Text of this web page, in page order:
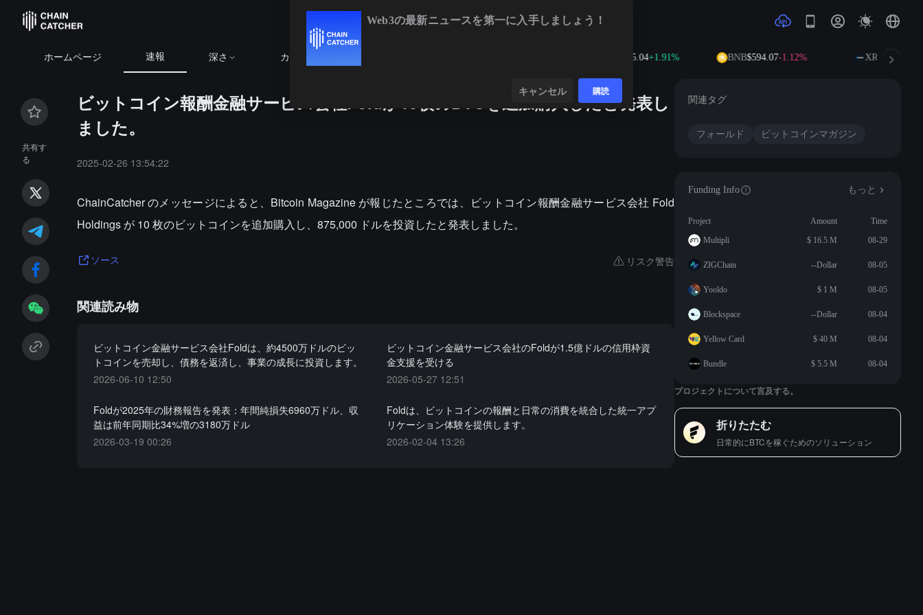
ホームページ 速報 深さ カレンダー $1,905.04+1.91% BNB$594.07-1.12% XRP $1.05
共有す
る
ビットコイン報酬金融サービス会社Foldが10枚のBTCを追加購入したと発表し
ました。
2025-02-26 13:54:22
ChainCatcher のメッセージによると、Bitcoin Magazine が報じたところでは、ビットコイン報酬金融サービス会社 Fold
Holdings が 10 枚のビットコインを追加購入し、875,000 ドルを投資したと発表しました。
ソース リスク警告
関連読み物
ビットコイン金融サービス会社Foldは、約4500万ドルのビッ
トコインを売却し、債務を返済し、事業の成長に投資します。
2026-06-10 12:50
ビットコイン金融サービス会社のFoldが1.5億ドルの信用枠資
金支援を受ける
2026-05-27 12:51
Foldが2025年の財務報告を発表：年間純損失6960万ドル、収
益は前年同期比34%増の3180万ドル
2026-03-19 00:26
Foldは、ビットコインの報酬と日常の消費を統合した統一アプ
リケーション体験を提供します。
2026-02-04 13:26
関連タグ
フォールド ビットコインマガジン
Funding Info もっと
Project Amount
Time
Multipli
$ 16.5 M 08-29
ZIGChain --Dollar 08-05
Yooldo $ 1 M 08-05
Blockspace --Dollar 08-04
Yellow Card $ 40 M 08-04
Bundle $ 5.5 M 08-04
プロジェクトについて言及する。
折りたたむ
日常的にBTCを稼ぐためのソリューション
Web3の最新ニュースを第一に入手しましょう！
キャンセル 購読